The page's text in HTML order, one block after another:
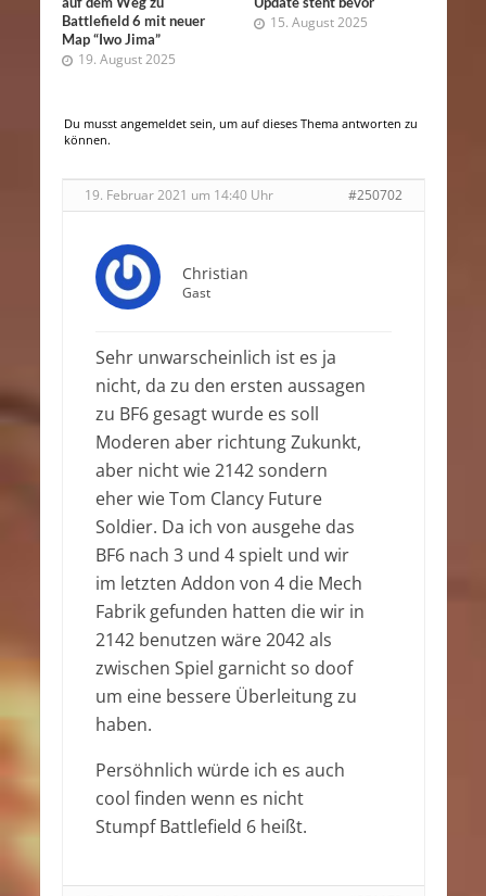
Battlefield 6 mit neuer
Map “Iwo Jima”
19. August 2025
15. August 2025
Du musst angemeldet sein, um auf dieses Thema antworten zu
können.
19. Februar 2021 um 14:40 Uhr #250702
Christian
Gast
Sehr unwarscheinlich ist es ja
nicht, da zu den ersten aussagen
zu BF6 gesagt wurde es soll
Moderen aber richtung Zukunkt,
aber nicht wie 2142 sondern
eher wie Tom Clancy Future
Soldier. Da ich von ausgehe das
BF6 nach 3 und 4 spielt und wir
im letzten Addon von 4 die Mech
Fabrik gefunden hatten die wir in
2142 benutzen wäre 2042 als
zwischen Spiel garnicht so doof
um eine bessere Überleitung zu
haben.
Persöhnlich würde ich es auch
cool finden wenn es nicht
Stumpf Battlefield 6 heißt.